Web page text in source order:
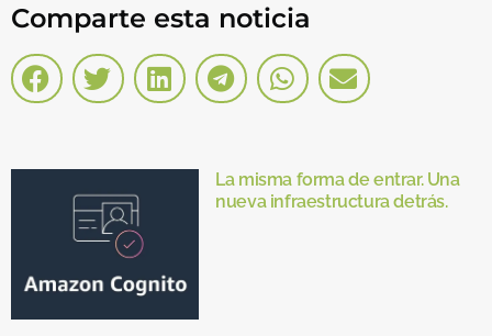
Comparte esta noticia
La misma forma de entrar. Una
nueva infraestructura detrás.